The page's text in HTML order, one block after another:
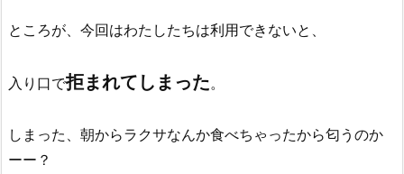
ところが、今回はわたしたちは利用できないと、
入り口で拒まれてしまった。
しまった、朝からラクサなんか食べちゃったから匂うのか
ーー？